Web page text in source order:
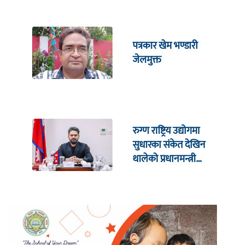
पत्रकार खेम भण्डारी
जेलमुक्त
रुग्ण राष्ट्रिय उद्योगमा
सुधारका संकेत देखिन
थालेको प्रधानमन्त्री